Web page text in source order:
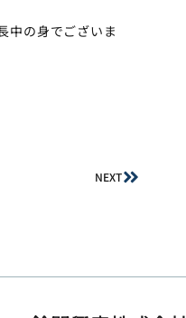
中の身でございま
NEXT